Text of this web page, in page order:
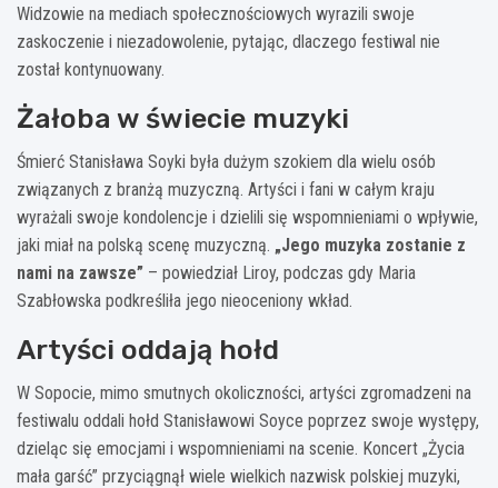
Widzowie na mediach społecznościowych wyrazili swoje
zaskoczenie i niezadowolenie, pytając, dlaczego festiwal nie
został kontynuowany.
Żałoba w świecie muzyki
Śmierć Stanisława Soyki była dużym szokiem dla wielu osób
związanych z branżą muzyczną. Artyści i fani w całym kraju
wyrażali swoje kondolencje i dzielili się wspomnieniami o wpływie,
jaki miał na polską scenę muzyczną. „Jego muzyka zostanie z
nami na zawsze” – powiedział Liroy, podczas gdy Maria
Szabłowska podkreśliła jego nieoceniony wkład.
Artyści oddają hołd
W Sopocie, mimo smutnych okoliczności, artyści zgromadzeni na
festiwalu oddali hołd Stanisławowi Soyce poprzez swoje występy,
dzieląc się emocjami i wspomnieniami na scenie. Koncert „Życia
mała garść” przyciągnął wiele wielkich nazwisk polskiej muzyki,